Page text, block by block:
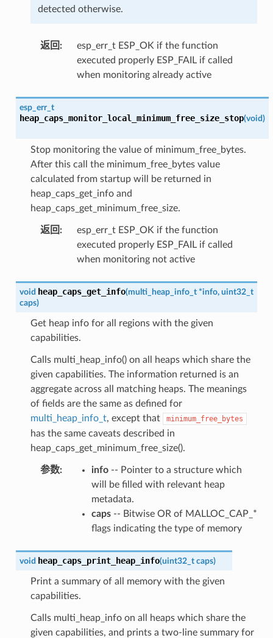
detected otherwise.
返回 :
esp_err_t ESP_OK if the function
executed properly ESP_FAIL if called
when monitoring already active
esp_err_t
heap_caps_monitor_local_minimum_free_size_stop(void)
Stop monitoring the value of minimum_free_bytes.
After this call the minimum_free_bytes value
calculated from startup will be returned in
heap_caps_get_info and
heap_caps_get_minimum_free_size.
返回 :
esp_err_t ESP_OK if the function
executed properly ESP_FAIL if called
when monitoring not active
void heap_caps_get_info(multi_heap_info_t *info, uint32_t
caps)
Get heap info for all regions with the given
capabilities.
Calls multi_heap_info() on all heaps which share the
given capabilities. The information returned is an
aggregate across all matching heaps. The meanings
of fields are the same as defined for
multi_heap_info_t, except that minimum_free_bytes
has the same caveats described in
heap_caps_get_minimum_free_size().
参数: info-- Pointer to a structure which
will be filled with relevant heap
metadata.
caps-- Bitwise OR of MALLOC_CAP_*
flags indicating the type of memory
void heap_caps_print_heap_info(uint32_t caps)
Print a summary of all memory with the given
capabilities.
Calls multi_heap_info on all heaps which share the
given capabilities, and prints a two-line summary for